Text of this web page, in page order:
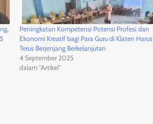
Peningkatan Kompetensi Potensi Profesi dan
Ekonomi Kreatif bagi Para Guru di Klaten Harus
Terus Berjenjang Berkelanjutan
4 September 2025
dalam "Artikel"